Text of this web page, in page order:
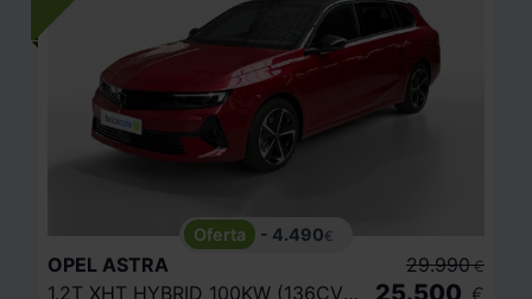
- 4.490€
OPEL ASTRA
1.2T XHT HYBRID 100KW (136CV) GS EDCT
29.990 €
25.500 €